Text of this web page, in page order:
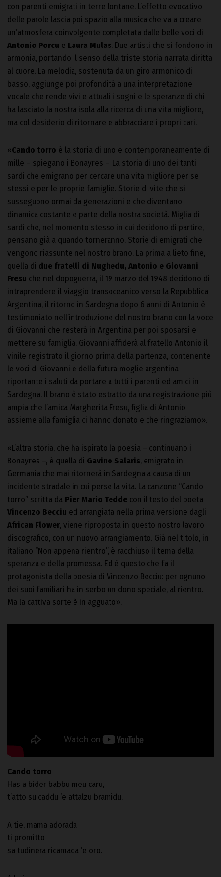
con parenti emigrati in terre lontane. L’effetto evocativo
delle parole lascia poi spazio alla musica che va a creare
un’atmosfera coinvolgente completata dalle belle voci di
Antonio Porcu e Laura Mulas. Due artisti che si fondono in
armonia, portando il senso della triste storia narrata diritta
al cuore. La melodia, sostenuta da un giro armonico di
basso, aggiunge poi profondità a una interpretazione
vocale che rende vivi e attuali i sogni e le speranze di chi
ha lasciato la nostra isola alla ricerca di una vita migliore,
ma col desiderio di ritornare e abbracciare i propri cari.
«Cando torro è la storia di uno e contemporaneamente di
mille – spiegano i Bonayres –. La storia di uno dei tanti
sardi che emigrano per cercare una vita migliore per se
stessi e per le proprie famiglie. Storie di vite che si
susseguono ormai da generazioni e che diventano
dinamica costante e parte della nostra società. Miglia di
sardi che, nel momento stesso in cui decidono di partire,
pensano già a quando torneranno. Storie di emigrati che
vengono riassunte nel nostro brano. La prima a lieto fine,
quella di due fratelli di Nughedu, Antonio e Giovanni
Fresu che nel dopoguerra, il 19 marzo del 1948 decidono di
intraprendere il viaggio transoceanico verso la Repubblica
Argentina, il ritorno in Sardegna dopo 6 anni di Antonio è
testimoniato nell’introduzione del nostro brano con la voce
di Giovanni che resterà in Argentina per poi sposarsi e
mettere su famiglia. Giovanni affiderà al fratello Antonio il
vinile registrato il giorno prima della partenza, contenente
le voci di Giovanni e della futura moglie argentina
riportante i saluti da portare a tutti i parenti ed amici in
Sardegna. Il brano è stato estratto da una registrazione più
ampia che l’amica Margherita Fresu, figlia di Antonio
assieme alla famiglia ci hanno donato e che ringraziamo».
«L’altra storia, che ha ispirato la poesia – continuano i
Bonayres –, è quella di Gavino Salaris, emigrato in
Germania che mai ritornerà in Sardegna a causa di un
incidente stradale in cui perse la vita. La canzone “Cando
torro” scritta da Pier Mario Tedde con il testo del poeta
Vincenzo Becciu ed arrangiata nella prima versione dagli
African Flower, viene riproposta in questo nostro lavoro
discografico, con un nuovo arrangiamento. Già nel titolo, in
italiano “Non appena rientro”, è racchiuso il tema della
speranza e della promessa. Ed è questo che fa il
protagonista della poesia di Vincenzo Becciu: per ognuno
dei suoi familiari ha in serbo un dono speciale, al rientro.
Ma la cattiva sorte è in agguato».
Cando torro
Has a bider babbu meu caru,
t’atto su caddu ‘e attalzu bramidu.
A tie, mama adorada
ti promitto
sa tudinera ricamada ’e oro.